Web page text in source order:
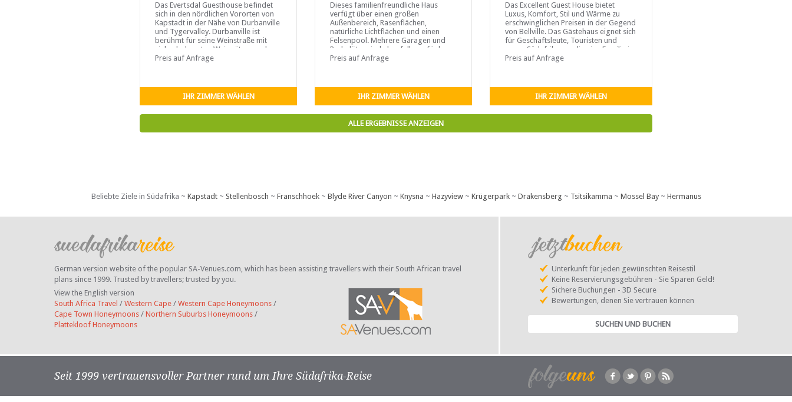
Das Evertsdal Guesthouse befindet
sich in den nördlichen Vororten von
Kapstadt in der Nähe von Durbanville
und Tygervalley. Durbanville ist
berühmt für seine Weinstraße mit
vielen bekannten Weingütern und
Restaurants am Rande des
Preis auf Anfrage
IHR ZIMMER WÄHLEN
Dieses familienfreundliche Haus
verfügt über einen großen
Außenbereich, Rasenflächen,
natürliche Lichtflächen und einen
Felsenpool. Mehrere Garagen und
Parkplätze sind ebenfalls verfügbar.
Preis auf Anfrage
IHR ZIMMER WÄHLEN
Das Excellent Guest House bietet
Luxus, Komfort, Stil und Wärme zu
erschwinglichen Preisen in der Gegend
von Bellville. Das Gästehaus eignet sich
für Geschäftsleute, Touristen und
sogar Südafrikaner, die eine Familie in
der Gegend besuchen.
Preis auf Anfrage
IHR ZIMMER WÄHLEN
ALLE ERGEBNISSE ANZEIGEN
Beliebte Ziele in Südafrika ~ Kapstadt~ Stellenbosch ~ Franschhoek~ Blyde River Canyon ~ Knysna ~ Hazyview~ Krügerpark~ Drakensberg ~ Tsitsikamma ~ Mossel Bay~ Hermanus
German version website of the popular SA-Venues.com, which has been assisting travellers with their South African travel
plans since 1999. Trusted by travellers; trusted by you.
View the English version
South Africa Travel / Western Cape / Western Cape Honeymoons /
Cape Town Honeymoons / Northern Suburbs Honeymoons /
Plattekloof Honeymoons
Unterkunft für jeden gewünschten Reisestil
Keine Reservierungsgebühren - Sie Sparen Geld!
Sichere Buchungen - 3D Secure
Bewertungen, denen Sie vertrauen können
SUCHEN UND BUCHEN
Seit 1999 vertrauensvoller Partner rund um Ihre Südafrika-Reise